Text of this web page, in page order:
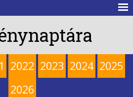
2022 2023 2024 2025
2026